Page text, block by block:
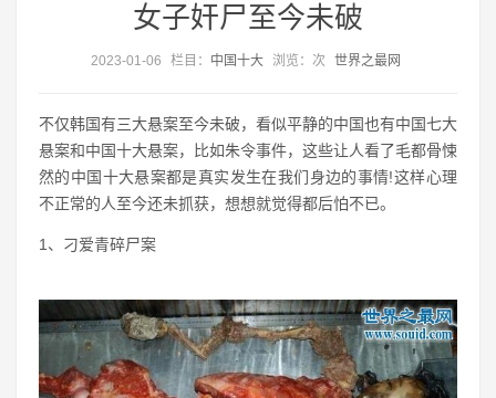
女子奸尸至今未破
2023-01-06 栏目： 中国十大 浏览： 次 世界之最网
不仅韩国有三大悬案至今未破，看似平静的中国也有中国七大
悬案和中国十大悬案，比如朱令事件，这些让人看了毛都骨悚
然的中国十大悬案都是真实发生在我们身边的事情!这样心理
不正常的人至今还未抓获，想想就觉得都后怕不已。
1、刁爱青碎尸案